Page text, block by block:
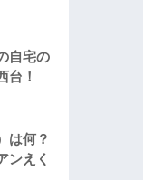
自宅の
台！
は何？
ンえく